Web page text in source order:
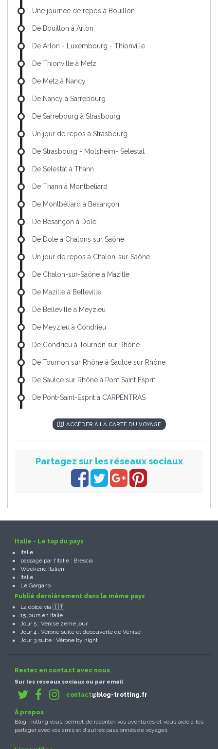
Une journée de repos à Bouillon
De Bouillon à Arlon
De Arlon - Luxembourg - Thionville
De Thionville à Metz
De Metz à Nancy
De Nancy à Sarrebourg
De Sarrebourg à Strasbourg
Un jour de repos à Strasbourg
De Strasbourg - Molsheim- Selestat
De Selestat à Thann
De Thann à Montbéliard
De Montbéliard à Besançon
De Besançon à Dole
De Dole à Chalons sur Saône
Un jour de repos à Chalon-sur-Saône
De Chalon-sur-Saône à Mazille
De Mazille à Belleville
De Belleville à Meyzieu
De Meyzieu à Condrieu
De Condrieu à Tournon sur Rhône
De Tournon sur Rhône à Saulce sur Rhône
De Saulce sur Rhône à Pont Saint Esprit
De Pont-Saint-Esprit à CARPENTRAS
ACCÉDER À LA CARTE DU VOYAGE
Partagez sur les réseaux sociaux
Italie - Le top du pays
Italie
passage par l'Italie : Brescia
Weekend Italien
Italie
Le Gargano
Publié dernièrement dans le même pays
La dolce via 🇮🇹
15 jours en Italie
Jour 5 : Venise 2eme jour
Jour 4 : Vérone suite et découverte de Venise
Jour 3 suite : Vérone by night
Restez en contact avec nous
Sur les réseaux sociaux ou par email
contact@blog-trotting.fr
À propos
Blog Trotting vous permet de raconter vos aventures et vous aide à les
partager avec vos amis et d'autres passionnés de voyages.